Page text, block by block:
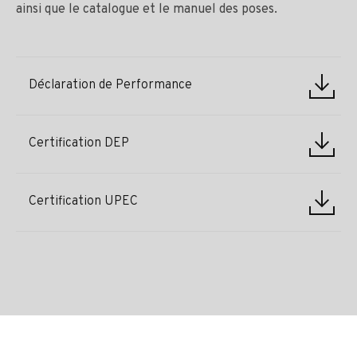
ainsi que le catalogue et le manuel des poses.
Déclaration de Performance
Certification DEP
Certification UPEC